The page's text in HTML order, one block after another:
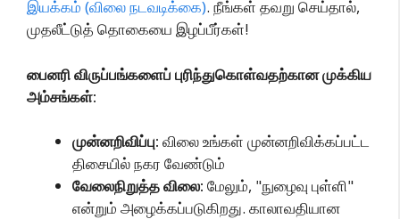
இயக்கம் (விலை நடவடிக்கை). நீங்கள் தவறு செய்தால்,
முதலீட்டுத் தொகையை இழப்பீர்கள்!
பைனரி விருப்பங்களைப் புரிந்துகொள்வதற்கான முக்கிய
அம்சங்கள்:
முன்னறிவிப்பு: விலை உங்கள் முன்னறிவிக்கப்பட்ட
திசையில் நகர வேண்டும்
வேலைநிறுத்த விலை: மேலும், "நுழைவு புள்ளி"
என்றும் அழைக்கப்படுகிறது. காலாவதியான